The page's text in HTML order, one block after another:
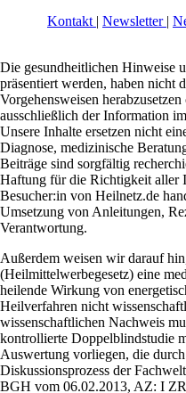
Kontakt Newsletter
Die gesundheitlichen Hinweise
präsentiert werden, haben nicht
Vorgehensweisen
ausschließlich der Information
Unsere Inhalte ersetzen nicht
Diagnose, medizinische
Beiträge sind sorgfältig
Haftung für die Richtigkeit aller
Besucher:in von Heilnetz.de
Umsetzung von Anleitungen,
Verantwortung.
Außerdem weisen wir darauf
(Heilmittelwerbegesetz) eine
heilende Wirkung von
Heilverfahren nicht
wissenschaftlichen Nachweis
kontrollierte Doppelblindstudie
Auswertung vorliegen, die
Diskussionsprozess der
BGH vom 06.02.2013, AZ: I